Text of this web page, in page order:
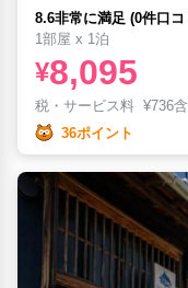
8.6非常に満足 (0件口コ
1部屋 x 1泊
¥8,095
税・サービス料 ¥736
36ポイント